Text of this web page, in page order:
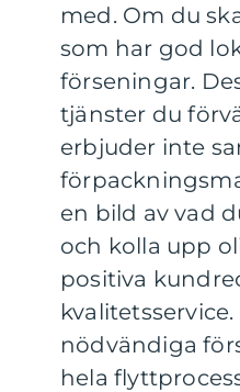
med. Om du
som har god
förseningar.
tjänster du
erbjuder inte
en bild av vad
och kolla upp
positiva
nödvändiga
hela